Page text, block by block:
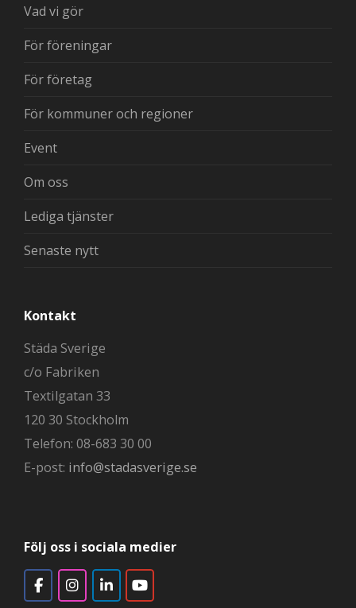
Vad vi gör
För föreningar
För företag
För kommuner och regioner
Event
Om oss
Lediga tjänster
Senaste nytt
Kontakt
Städa Sverige
c/o Fabriken
Textilgatan 33
120 30 Stockholm
Telefon: 08-683 30 00
E-post: info@stadasverige.se
Följ oss i sociala medier